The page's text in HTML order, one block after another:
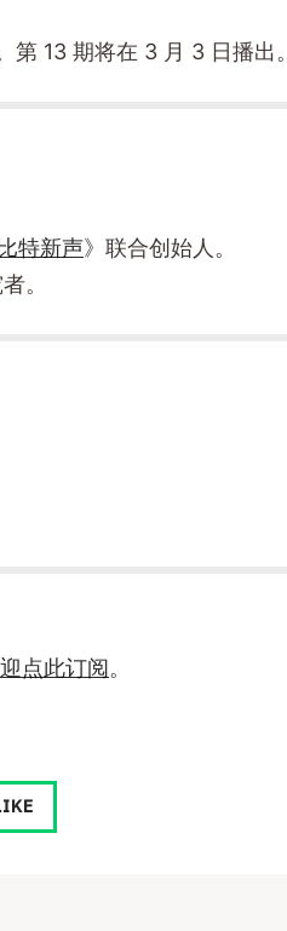
13 期将在 3 月 3 日播出。
比特新声》联合创始人。
。
点此订阅。